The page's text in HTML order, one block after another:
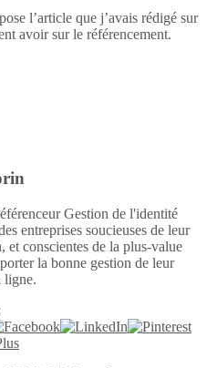
l’article que j’avais rédigé sur
avoir sur le référencement.
Gestion de l'identité
entreprises soucieuses de leur
et conscientes de la plus-value
la bonne gestion de leur
ligne.